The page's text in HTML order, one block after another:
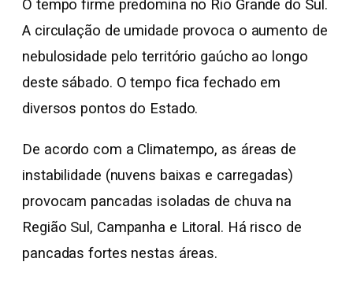
O tempo firme predomina no Rio Grande do Sul.
A circulação de umidade provoca o aumento de
nebulosidade pelo território gaúcho ao longo
deste sábado. O tempo fica fechado em
diversos pontos do Estado.
De acordo com a Climatempo, as áreas de
instabilidade (nuvens baixas e carregadas)
provocam pancadas isoladas de chuva na
Região Sul, Campanha e Litoral. Há risco de
pancadas fortes nestas áreas.